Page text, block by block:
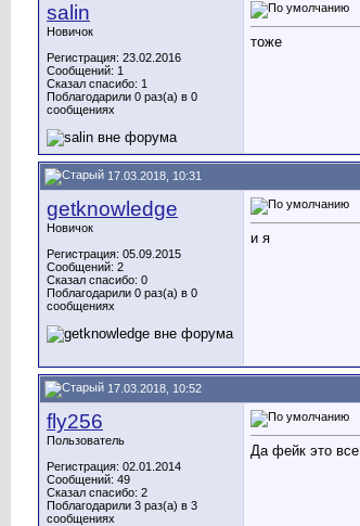
salin
Новичок
Регистрация: 23.02.2016
Сообщений: 1
Сказал спасибо: 1
Поблагодарили 0 раз(а) в 0
сообщениях
тоже
17.03.2018, 10:31
getknowledge
Новичок
Регистрация: 05.09.2015
Сообщений: 2
Сказал спасибо: 0
Поблагодарили 0 раз(а) в 0
сообщениях
и я
17.03.2018, 10:52
fly256
Пользователь
Регистрация: 02.01.2014
Сообщений: 49
Сказал спасибо: 2
Поблагодарили 3 раз(а) в 3
сообщениях
Да фейк это все